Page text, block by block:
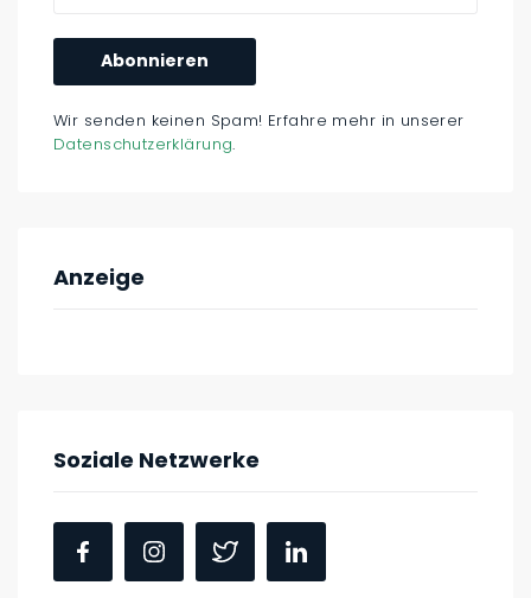
Wir senden keinen Spam! Erfahre mehr in unserer
Datenschutzerklärung.
Anzeige
Soziale Netzwerke